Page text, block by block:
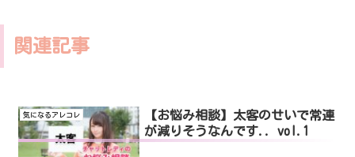
関連記事
気になるアレコレ
【お悩み相談】太客のせいで常連
が減りそうなんです.. vol.1